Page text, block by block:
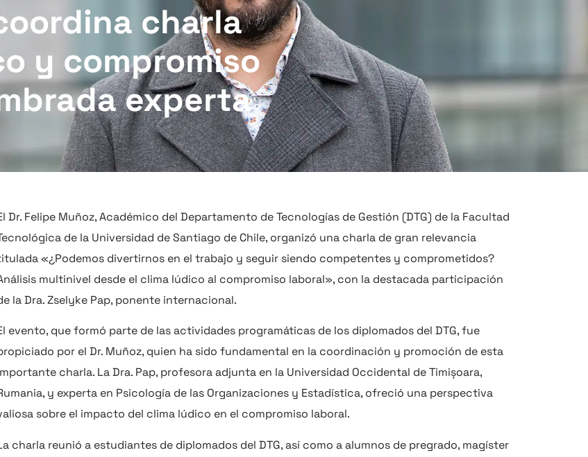
charla
y compromiso
experta
Dr. Felipe Muñoz, Académico del Departamento de Tecnologías de Gestión (DTG) de la Facultad
de la Universidad de Santiago de Chile, organizó una charla de gran relevancia
«¿Podemos divertirnos en el trabajo y seguir siendo competentes y comprometidos?
multinivel desde el clima lúdico al compromiso laboral», con la destacada participación
la Dra. Zselyke Pap, ponente internacional.
evento, que formó parte de las actividades programáticas de los diplomados del DTG, fue
por el Dr. Muñoz, quien ha sido fundamental en la coordinación y promoción de esta
charla. La Dra. Pap, profesora adjunta en la Universidad Occidental de Timișoara,
y experta en Psicología de las Organizaciones y Estadística, ofreció una perspectiva
sobre el impacto del clima lúdico en el compromiso laboral.
charla reunió a estudiantes de diplomados del DTG, así como a alumnos de pregrado, magíster